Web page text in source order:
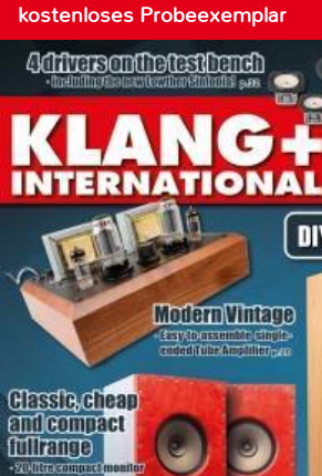
kostenloses Probeexemplar